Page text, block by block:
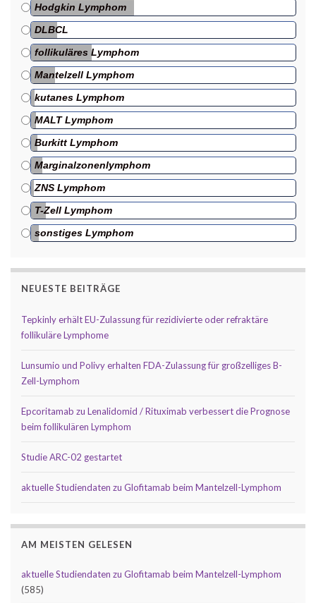
Hodgkin Lymphom
DLBCL
follikuläres Lymphom
Mantelzell Lymphom
kutanes Lymphom
MALT Lymphom
Burkitt Lymphom
Marginalzonenlymphom
ZNS Lymphom
T-Zell Lymphom
sonstiges Lymphom
NEUESTE BEITRÄGE
Tepkinly erhält EU-Zulassung für rezidivierte oder refraktäre
follikuläre Lymphome
Lunsumio und Polivy erhalten FDA-Zulassung für großzelliges B-
Zell-Lymphom
Epcoritamab zu Lenalidomid / Rituximab verbessert die Prognose
beim follikulären Lymphom
Studie ARC-02 gestartet
aktuelle Studiendaten zu Glofitamab beim Mantelzell-Lymphom
AM MEISTEN GELESEN
aktuelle Studiendaten zu Glofitamab beim Mantelzell-Lymphom
(585)